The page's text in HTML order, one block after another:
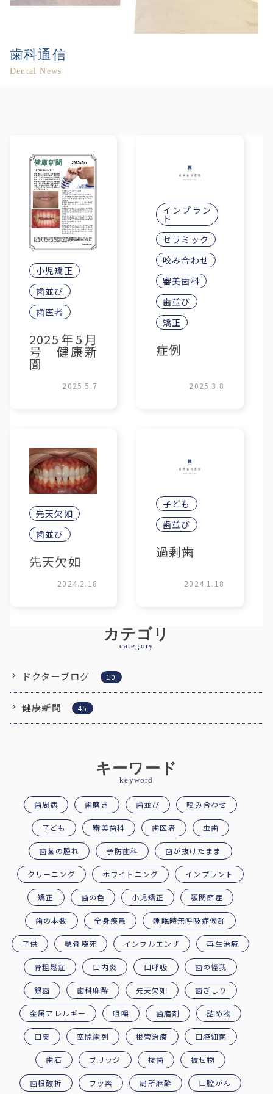
歯科通信
Dental News
小児矯正
歯並び
歯医者
2025年5月
号 健康新
聞
2025.5.7
インプラン
ト
セラミック
咬み合わせ
審美歯科
歯並び
矯正
症例
2025.3.8
先天欠如
歯並び
先天欠如
2024.2.18
子ども
歯並び
過剰歯
2024.1.18
カテゴリ
category
ドクターブログ 10
健康新聞 45
キーワード
keyword
歯周病 歯磨き 歯並び 咬み合わせ
子ども 審美歯科 歯医者 虫歯
歯茎の腫れ 予防歯科 歯が抜けたまま
クリーニング ホワイトニング インプラント
矯正 歯の色 小児矯正 顎関節症
歯の本数 全身疾患 睡眠時無呼吸症候群
子供 顎骨壊死 インフルエンザ 再生治療
骨粗鬆症 口内炎 口呼吸 歯の怪我
銀歯 歯科麻酔 先天欠如 歯ぎしり
金属アレルギー 咀嚼 歯磨剤 詰め物
口臭 空隙歯列 根管治療 口腔細菌
歯石 ブリッジ 抜歯 被せ物
歯根破折 フッ素 局所麻酔 口腔がん